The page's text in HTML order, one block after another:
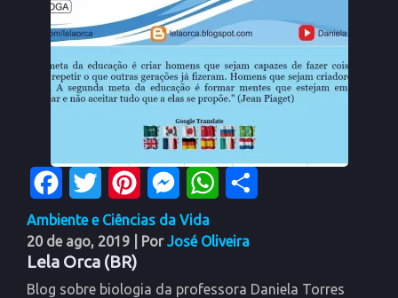
FacebookTwitter PinterestMessengerWhatsApp
Ambiente e Ciências da Vida
20 de ago, 2019
| PorJosé Oliveira
Lela Orca (BR)
Blog sobre biologia da professora Daniela Torres